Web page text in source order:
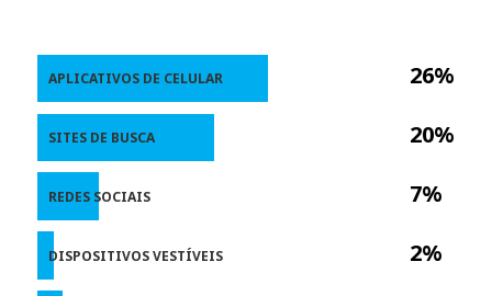
26%
20%
7%
2%
APLICATIVOS DE CELULAR
SITES DE BUSCA
REDES SOCIAIS
DISPOSITIVOS VESTÍVEIS